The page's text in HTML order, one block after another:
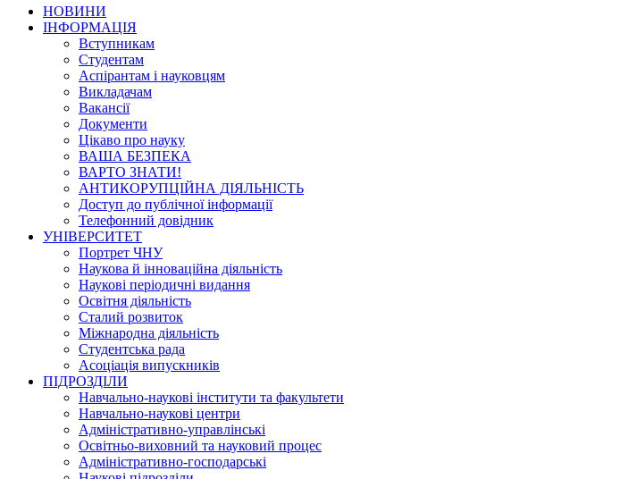
НОВИНИ
ІНФОРМАЦІЯ
Вступникам
Студентам
Аспірантам і науковцям
Викладачам
Вакансії
Документи
Цікаво про науку
ВАША БЕЗПЕКА
ВАРТО ЗНАТИ!
АНТИКОРУПЦІЙНА ДІЯЛЬНІСТЬ
Доступ до публічної інформації
Телефонний довідник
УНІВЕРСИТЕТ
Портрет ЧНУ
Наукова й інноваційна діяльність
Наукові періодичні видання
Освітня діяльність
Сталий розвиток
Міжнародна діяльність
Студентська рада
Асоціація випускників
ПІДРОЗДІЛИ
Навчально-наукові інститути та факультети
Навчально-наукові центри
Адміністративно-управлінські
Освітньо-виховний та науковий процес
Адміністративно-господарські